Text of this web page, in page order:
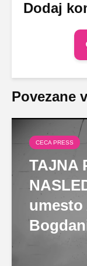
Dodaj
Povezane
CECA PRESS
TAJNA